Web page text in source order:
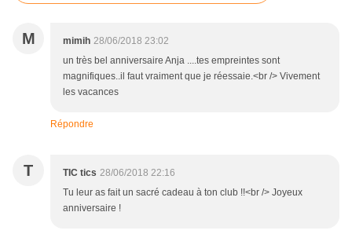
M mimih 28/06/2018 23:02
un très bel anniversaire Anja ....tes empreintes sont
magnifiques..il faut vraiment que je réessaie.<br /> Vivement
les vacances
Répondre
T TIC tics 28/06/2018 22:16
Tu leur as fait un sacré cadeau à ton club !!<br /> Joyeux
anniversaire !